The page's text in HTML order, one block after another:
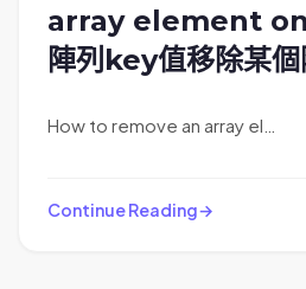
array element
陣列key值移除某個
How to remove an array el…
Continue Reading